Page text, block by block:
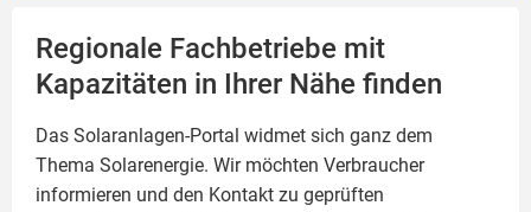
Regionale Fachbetriebe mit
Kapazitäten in Ihrer Nähe finden
Das Solaranlagen-Portal widmet sich ganz dem
Thema Solarenergie. Wir möchten Verbraucher
informieren und den Kontakt zu geprüften